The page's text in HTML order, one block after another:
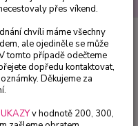
- 179
přes víkend.
chvíli máme všechny
ale ojediněle se může
tomto případě odečteme
dopředu kontaktovat,
Děkujeme za
v hodnotě 200, 300,